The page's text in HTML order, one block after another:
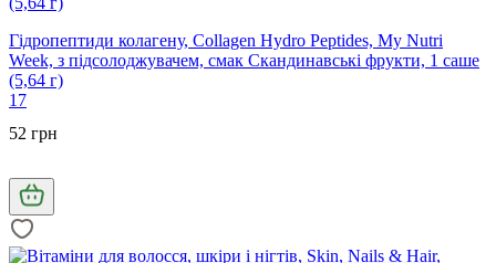
Гідропептиди колагену, Collagen Hydro Peptides, My Nutri
Week, з підсолоджувачем, смак Скандинавські фрукти, 1 саше
(5,64 г)
17
52 грн